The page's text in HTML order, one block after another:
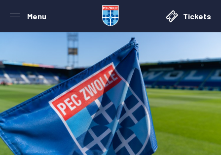
Menu Tickets